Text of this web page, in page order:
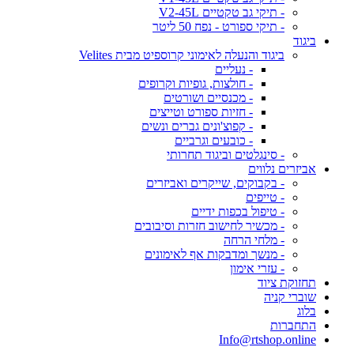
- תיקי גב טקטיים V2-45L
- תיקי ספורט - נפח 50 ליטר
ביגוד
ביגוד והנעלה לאימוני קרוספיט מבית Velites
- נעליים
- חולצות, גופיות וקרופים
- מכנסיים ושורטים
- חזיות ספורט וטייצים
- קפוצ'ונים גברים ונשים
- כובעים וגרביים
- סינגלטים וביגוד תחרותי
אביזרים נלווים
- בקבוקים, שייקרים ואביזרים
- טייפים
- טיפול בכפות ידיים
- מכשיר לחישוב חזרות וסיבובים
- מלחי הרחה
- מנשך ומדבקות אף לאימונים
- עזרי אימון
תחזוקת ציוד
שוברי קניה
בלוג
התחברות
Info@rtshop.online